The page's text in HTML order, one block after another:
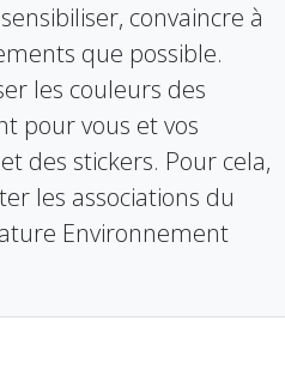
convaincre à
que possible.
les couleurs des
pour vous et vos
des stickers. Pour cela,
les associations du
Environnement